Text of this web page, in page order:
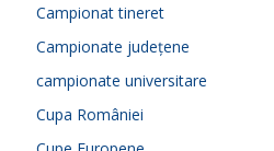
Campionat tineret
Campionate județene
campionate universitare
Cupa României